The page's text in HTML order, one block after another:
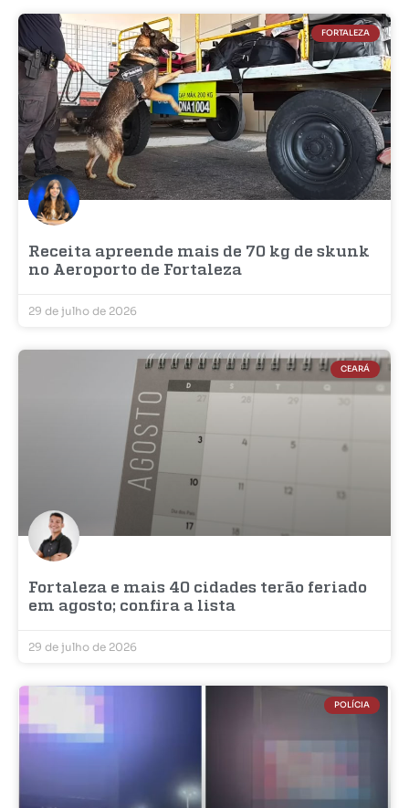
FORTALEZA
Receita apreende mais de 70 kg de skunk
no Aeroporto de Fortaleza
29 de julho de 2026
CEARÁ
Fortaleza e mais 40 cidades terão feriado
em agosto; confira a lista
29 de julho de 2026
POLÍCIA